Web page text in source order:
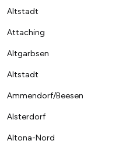
Altstadt
Attaching
Altgarbsen
Altstadt
Ammendorf/Beesen
Alsterdorf
Altona-Nord